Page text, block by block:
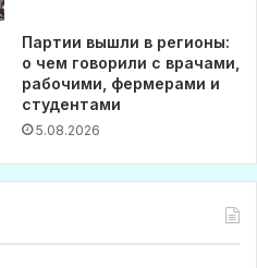
Партии вышли в регионы:
о чем говорили с врачами,
рабочими, фермерами и
студентами
5.08.2026